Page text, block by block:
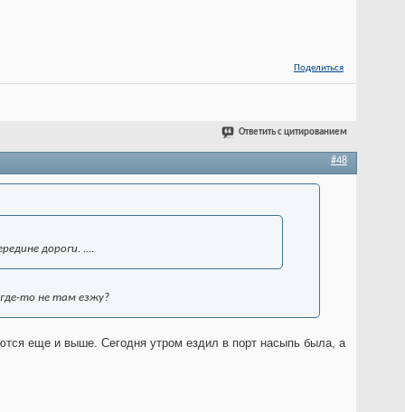
Поделиться
Ответить с цитированием
#48
дороги. ....
то не там езжу?
еще и выше. Сегодня утром ездил в порт насыпь была, а